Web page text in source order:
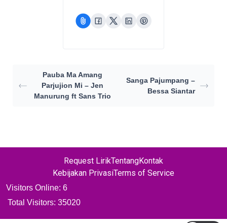
Pauba Ma Amang
Parjujion Mi – Jen
Manurung ft Sans Trio
Sanga Pajumpang –
Bessa Siantar
Request LirikTentangKontak
Kebijakan PrivasiTerms of Service
Visitors Online: 6
Total Visitors: 35020